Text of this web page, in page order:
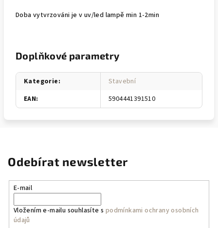
Doba vytvrzováni je v uv/led lampě min 1-2min
Doplňkové parametry
Kategorie:
Stavební
EAN: 5904441391510
Odebírat newsletter
E-mail
Vložením e-mailu souhlasíte s podmínkami ochrany osobních
údajů